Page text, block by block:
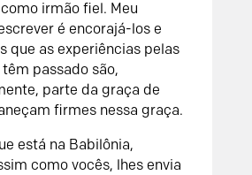
irmão fiel. Meu
é encorajá-los e
que as experiências pelas
passado são,
parte da graça de
firmes nessa graça.
está na Babilônia,
como vocês, lhes envia